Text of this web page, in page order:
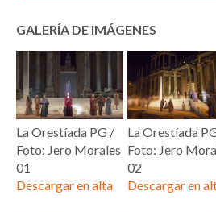
GALERÍA DE IMÁGENES
La Orestíada PG /
Foto: Jero Morales
01
Descargar en alta
La Orestíada
Foto: Jero
02
Descargar en